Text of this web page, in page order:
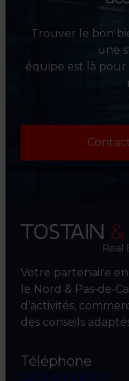
Trouver le bon
une
équipe est là
Votre partenaire
le Nord &
d’activités,
des conseils
Téléphone
03 20 04 06 00